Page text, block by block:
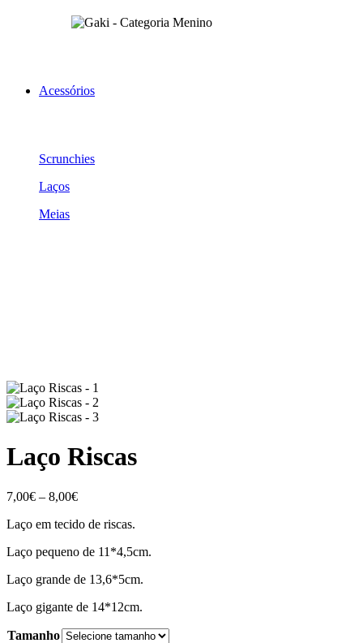
Acessórios
Scrunchies
Laços
Meias
Laço Riscas
7,00€ – 8,00€Price
7,00€
8,00€
Laço em tecido de riscas.
Laço pequeno de 11*4,5cm.
Laço grande de 13,6*5cm.
Laço gigante de 14*12cm.
Tamanho